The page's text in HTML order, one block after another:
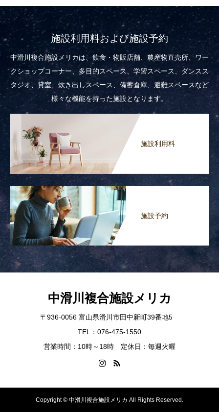
施設利用料および施設予約
中滑川複合施設メリカは、飲食・物販店舗、農産物直売所、ワー
クショップコーナー、多目的スペース、学習スペース、ダンスス
タジオ、貸室、炊き出しスペース、備蓄倉庫、避難スペースなど
様々な機能を持った施設となります。
施設利用料
施設予約
中滑川複合施設メリカ
〒936-0056 富山県滑川市田中新町39番地5
TEL：076-475-1550
営業時間：10時～18時 定休日：毎週火曜
Copyright © 中滑川複合施設メリカ All Rights Reserved.